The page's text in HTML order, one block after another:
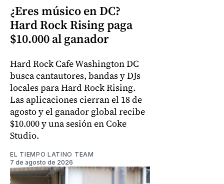
¿Eres músico en DC?
Hard Rock Rising paga
$10.000 al ganador
Hard Rock Cafe Washington DC
busca cantautores, bandas y DJs
locales para Hard Rock Rising.
Las aplicaciones cierran el 18 de
agosto y el ganador global recibe
$10.000 y una sesión en Coke
Studio.
EL TIEMPO LATINO TEAM
7 de agosto de 2026